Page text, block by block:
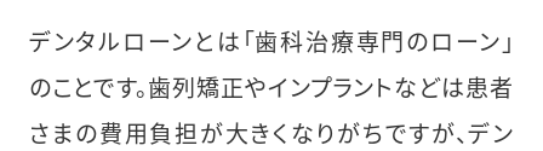
デンタルローンとは「歯科治療専門のローン」
のことです。歯列矯正やインプラントなどは患者
さまの費用負担が大きくなりがちですが、デン